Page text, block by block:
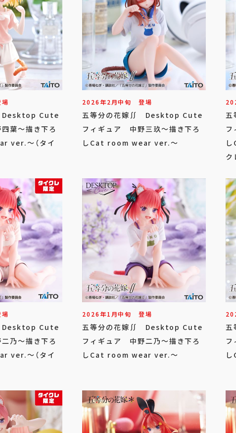
Cute
葉～描き下ろ
ver.～（タイ
2026年2月中旬 登場
五等分の花嫁∬ Desktop Cute
フィギュア 中野三玖～描き下ろ
しCat room wear ver.～
ク
Cute
乃～描き下ろ
ver.～（タイ
2026年1月中旬 登場
五等分の花嫁∬ Desktop Cute
フィギュア 中野二乃～描き下ろ
しCat room wear ver.～